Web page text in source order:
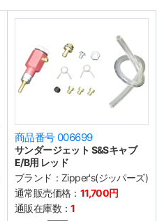
商品番号 006699
サンダージェット S&Sキャブ
E/B用 レッド
ブランド： Zipper's(ジッパーズ)
通常販売価格： 11,700円
通販在庫数：1